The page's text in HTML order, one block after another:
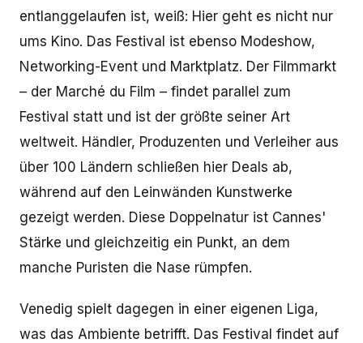
entlanggelaufen ist, weiß: Hier geht es nicht nur
ums Kino. Das Festival ist ebenso Modeshow,
Networking-Event und Marktplatz. Der Filmmarkt
– der Marché du Film – findet parallel zum
Festival statt und ist der größte seiner Art
weltweit. Händler, Produzenten und Verleiher aus
über 100 Ländern schließen hier Deals ab,
während auf den Leinwänden Kunstwerke
gezeigt werden. Diese Doppelnatur ist Cannes'
Stärke und gleichzeitig ein Punkt, an dem
manche Puristen die Nase rümpfen.
Venedig spielt dagegen in einer eigenen Liga,
was das Ambiente betrifft. Das Festival findet auf